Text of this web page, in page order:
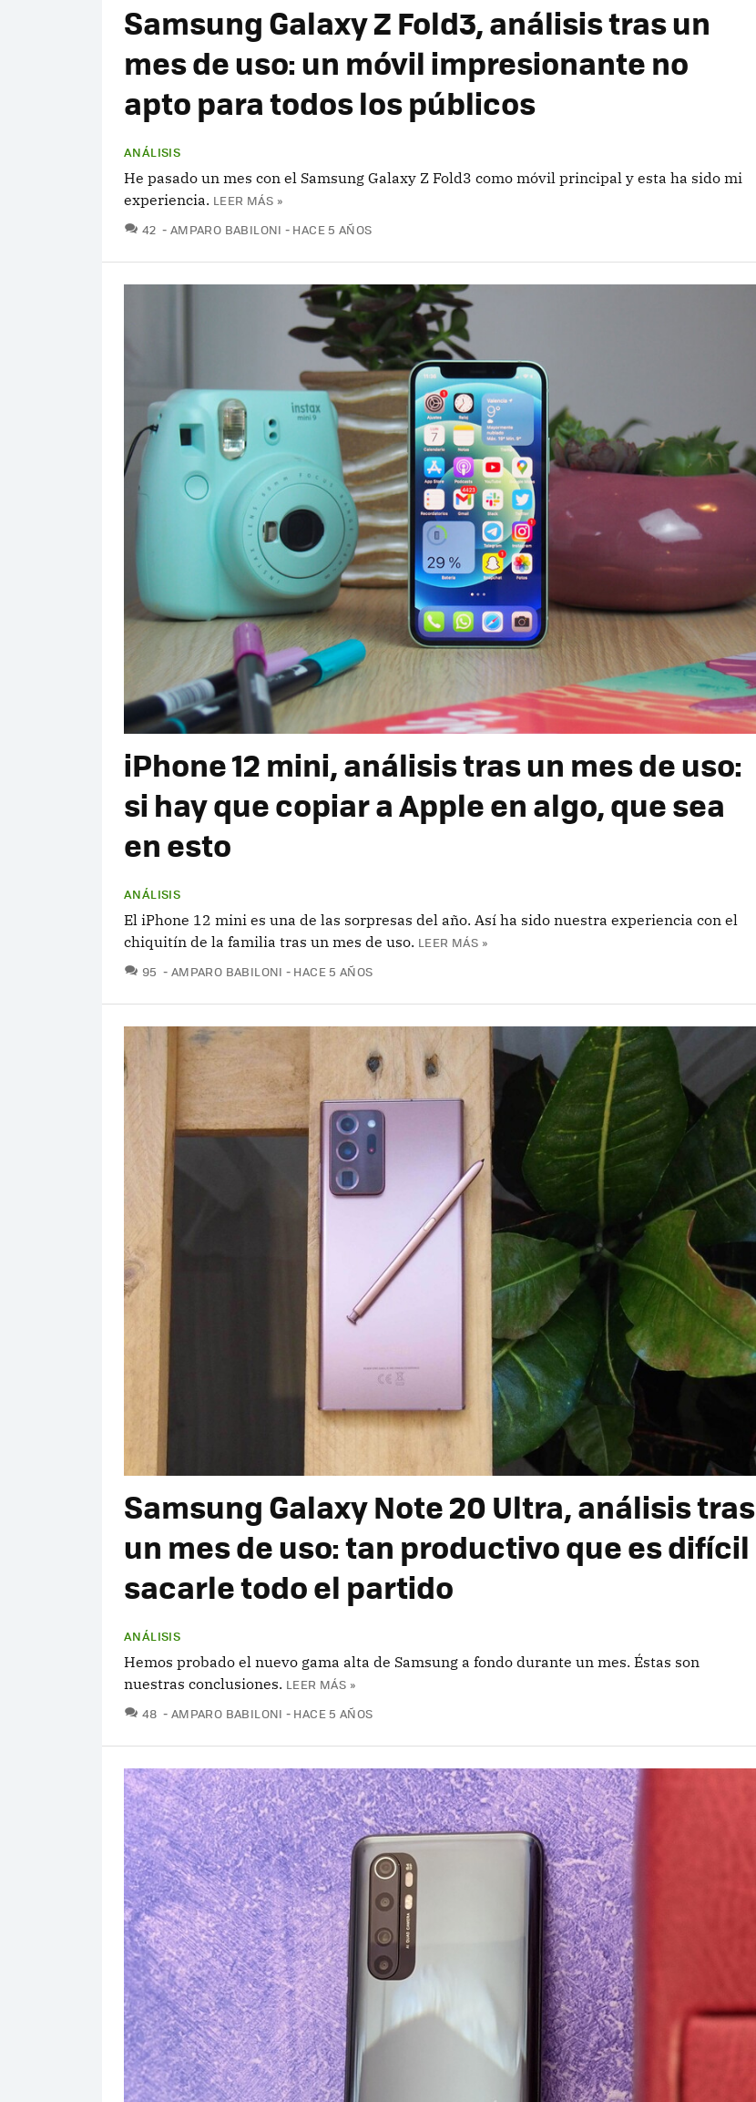
Samsung Galaxy Z Fold3, análisis tras un
mes de uso: un móvil impresionante no
apto para todos los públicos
ANÁLISIS
He pasado un mes con el Samsung Galaxy Z Fold3 como móvil principal y esta ha sido mi
experiencia. LEER MÁS »
42 COMENTARIOS
AMPARO BABILONI HACE 5 AÑOS
iPhone 12 mini, análisis tras un mes de uso:
si hay que copiar a Apple en algo, que sea
en esto
ANÁLISIS
El iPhone 12 mini es una de las sorpresas del año. Así ha sido nuestra experiencia con el
chiquitín de la familia tras un mes de uso. LEER MÁS »
95 COMENTARIOS
AMPARO BABILONI HACE 5 AÑOS
Samsung Galaxy Note 20 Ultra, análisis tras
un mes de uso: tan productivo que es difícil
sacarle todo el partido
ANÁLISIS
Hemos probado el nuevo gama alta de Samsung a fondo durante un mes. Éstas son
nuestras conclusiones. LEER MÁS »
48 COMENTARIOS
AMPARO BABILONI HACE 5 AÑOS